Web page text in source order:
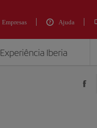
Empresas Ajuda
Experiência Iberia